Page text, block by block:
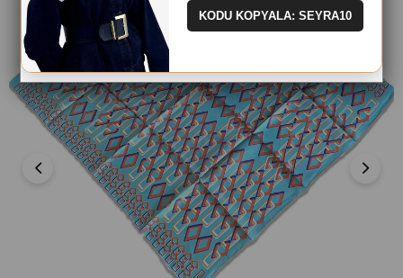
KODU KOPYALA: SEYRA10